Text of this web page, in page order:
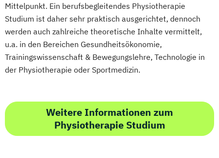
Mittelpunkt. Ein berufsbegleitendes Physiotherapie
Studium ist daher sehr praktisch ausgerichtet, dennoch
werden auch zahlreiche theoretische Inhalte vermittelt,
u.a. in den Bereichen Gesundheitsökonomie,
Trainingswissenschaft & Bewegungslehre, Technologie in
der Physiotherapie oder Sportmedizin.
Weitere Informationen zum
Physiotherapie Studium